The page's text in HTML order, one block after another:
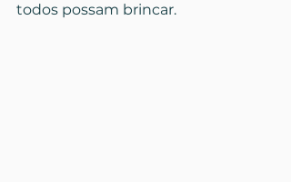
todos possam brincar.